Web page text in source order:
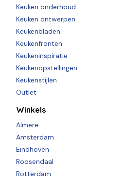
Keuken onderhoud
Keuken ontwerpen
Keukenbladen
Keukenfronten
Keukeninspiratie
Keukenopstellingen
Keukenstijlen
Outlet
Winkels
Almere
Amsterdam
Eindhoven
Roosendaal
Rotterdam